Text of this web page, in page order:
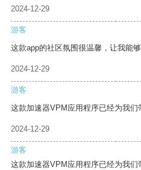
2024-12-29
游客
这款app的社区氛围很温馨，让我能够
2024-12-29
游客
这款加速器VPM应用程序已经为我们
2024-12-29
游客
这款加速器VPM应用程序已经为我